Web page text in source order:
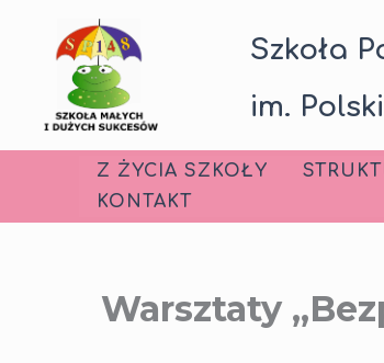
Szkoła
im.
Z ŻYCIA SZKOŁY
KONTAKT
Warsztaty